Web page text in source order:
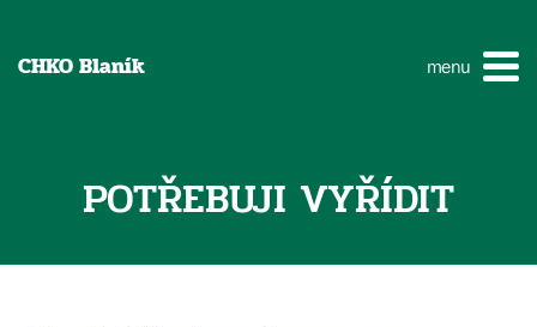
CHKO Blaník menu
POTŘEBUJI VYŘÍDIT